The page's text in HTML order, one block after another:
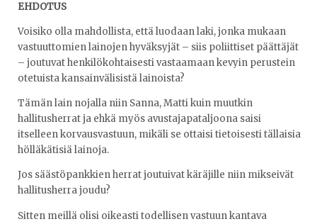
EHDOTUS
Voisiko olla mahdollista, että luodaan laki, jonka mukaan
vastuuttomien lainojen hyväksyjät – siis poliittiset päättäjät
– joutuvat henkilökohtaisesti vastaamaan kevyin perustein
otetuista kansainvälisistä lainoista?
Tämän lain nojalla niin Sanna, Matti kuin muutkin
hallitusherrat ja ehkä myös avustajapataljoona saisi
itselleen korvausvastuun, mikäli se ottaisi tietoisesti tällaisia
hölläkätisiä lainoja.
Jos säästöpankkien herrat joutuivat käräjille niin mikseivät
hallitusherra joudu?
Sitten meillä olisi oikeasti todellisen vastuun kantava